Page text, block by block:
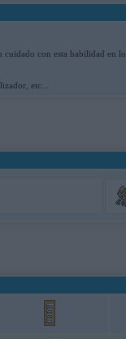
con esta habilidad en
etc...